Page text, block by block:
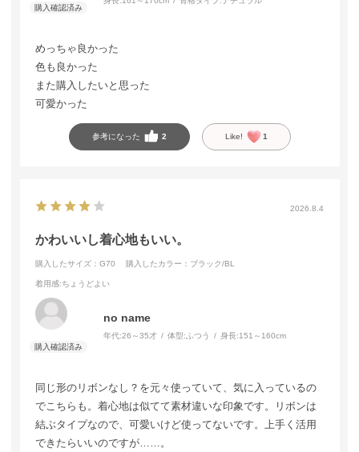
めっちゃ良かった
色も良かった
また購入したいと思った
可愛かった
参考になった 2 Like! 1
2026.8.4
かわいいし着心地もいい。
購入したサイズ：G70 購入したカラー：ブラック/BL
着用感:ちょうどよい
no name
年代:26～35才 体型: ふつう 身長:151～160cm
同じ形のリボンなし？を元々使っていて、気に入っているの
でこちらも。着心地は似てて素材違いな印象です。リボンは
結ぶタイプなので、可愛いけど使ってないです。上手く活用
できたらいいのですが……。